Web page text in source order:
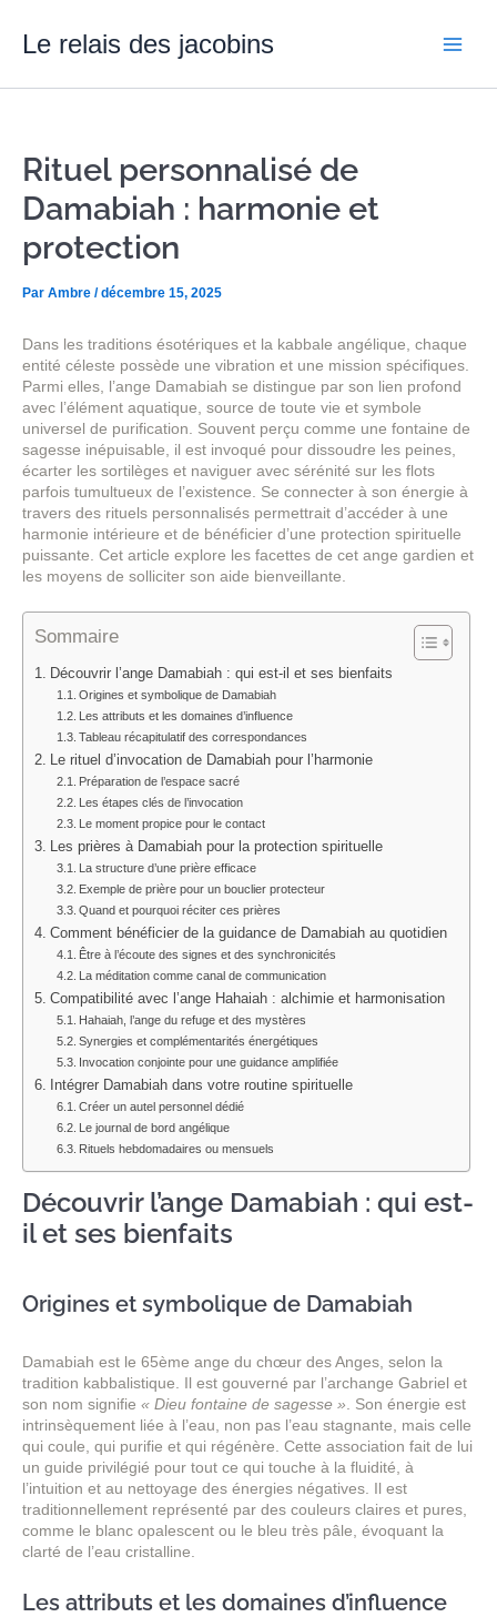
contenuLe relais des jacobins
Rituel personnalisé de
Damabiah : harmonie et
protection
Par Ambre /décembre 15, 2025
Dans les traditions ésotériques et la kabbale angélique, chaque
entité céleste possède une vibration et une mission spécifiques.
Parmi elles, l’ange Damabiah se distingue par son lien profond
avec l’élément aquatique, source de toute vie et symbole
universel de purification. Souvent perçu comme une fontaine de
sagesse inépuisable, il est invoqué pour dissoudre les peines,
écarter les sortilèges et naviguer avec sérénité sur les flots
parfois tumultueux de l’existence. Se connecter à son énergie à
travers des rituels personnalisés permettrait d’accéder à une
harmonie intérieure et de bénéficier d’une protection spirituelle
puissante. Cet article explore les facettes de cet ange gardien et
les moyens de solliciter son aide bienveillante.
Sommaire
Découvrir l’ange Damabiah : qui est-il et ses bienfaits
Origines et symbolique de Damabiah
Les attributs et les domaines d’influence
Tableau récapitulatif des correspondances
Le rituel d’invocation de Damabiah pour l’harmonie
Préparation de l’espace sacré
Les étapes clés de l’invocation
Le moment propice pour le contact
Les prières à Damabiah pour la protection spirituelle
La structure d’une prière efficace
Exemple de prière pour un bouclier protecteur
Quand et pourquoi réciter ces prières
Comment bénéficier de la guidance de Damabiah au quotidien
Être à l’écoute des signes et des synchronicités
La méditation comme canal de communication
Compatibilité avec l’ange Hahaiah : alchimie et harmonisation
Hahaiah, l’ange du refuge et des mystères
Synergies et complémentarités énergétiques
Invocation conjointe pour une guidance amplifiée
Intégrer Damabiah dans votre routine spirituelle
Créer un autel personnel dédié
Le journal de bord angélique
Rituels hebdomadaires ou mensuels
Découvrir l’ange Damabiah : qui est-
il et ses bienfaits
Origines et symbolique de Damabiah
Damabiah est le 65ème ange du chœur des Anges, selon la
tradition kabbalistique. Il est gouverné par l’archange Gabriel et
son nom signifie « Dieu fontaine de sagesse ». Son énergie est
intrinsèquement liée à l’eau, non pas l’eau stagnante, mais celle
qui coule, qui purifie et qui régénère. Cette association fait de lui
un guide privilégié pour tout ce qui touche à la fluidité, à
l’intuition et au nettoyage des énergies négatives. Il est
traditionnellement représenté par des couleurs claires et pures,
comme le blanc opalescent ou le bleu très pâle, évoquant la
clarté de l’eau cristalline.
Les attributs et les domaines d’influence